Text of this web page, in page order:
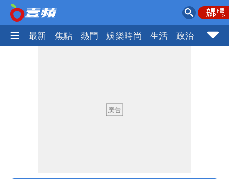
最新 焦點 熱門 娛樂時尚 生活 政治 社會